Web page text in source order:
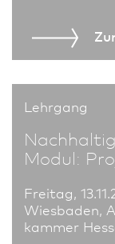
Lehrgang
Modul:
Freitag,
Wies­ba­den,
kammer